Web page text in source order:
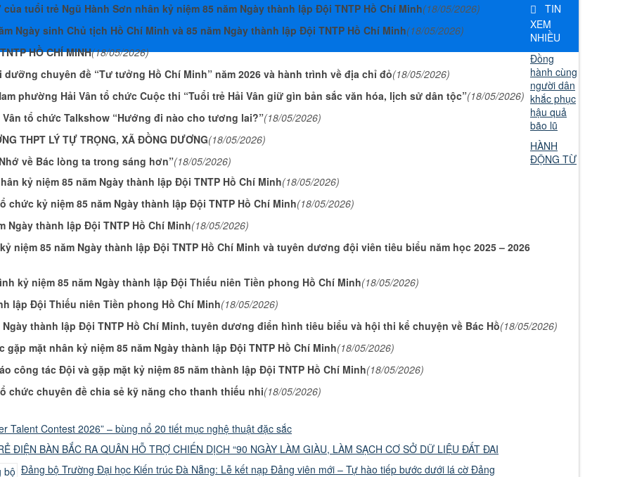
tuổi trẻ Ngũ Hành Sơn nhân kỷ niệm 85 năm Ngày thành lập Đội TNTP Hồ Chí Minh(18/05/2026)
Ngày sinh Chủ tịch Hồ Chí Minh và 85 năm Ngày thành lập Đội TNTP Hồ Chí Minh(18/05/2026)
HỒ CHÍ MINH(18/05/2026)
chuyên đề “Tư tưởng Hồ Chí Minh” năm 2026 và hành trình về địa chỉ đỏ(18/05/2026)
phường Hải Vân tổ chức Cuộc thi “Tuổi trẻ Hải Vân giữ gìn bản sắc văn hóa, lịch sử dân tộc”(18/05/2026)
tổ chức Talkshow “Hướng đi nào cho tương lai?”(18/05/2026)
THPT LÝ TỰ TRỌNG, XÃ ĐỒNG DƯƠNG(18/05/2026)
về Bác lòng ta trong sáng hơn”(18/05/2026)
kỷ niệm 85 năm Ngày thành lập Đội TNTP Hồ Chí Minh(18/05/2026)
kỷ niệm 85 năm Ngày thành lập Đội TNTP Hồ Chí Minh(18/05/2026)
Ngày thành lập Đội TNTP Hồ Chí Minh(18/05/2026)
niệm 85 năm Ngày thành lập Đội TNTP Hồ Chí Minh và tuyên dương đội viên tiêu biểu năm học 2025 – 2026
kỷ niệm 85 năm Ngày thành lập Đội Thiếu niên Tiền phong Hồ Chí Minh(18/05/2026)
lập Đội Thiếu niên Tiền phong Hồ Chí Minh(18/05/2026)
thành lập Đội TNTP Hồ Chí Minh, tuyên dương điển hình tiêu biểu và hội thi kể chuyện về Bác Hồ(18/05/2026)
mặt nhân kỷ niệm 85 năm Ngày thành lập Đội TNTP Hồ Chí Minh(18/05/2026)
công tác Đội và gặp mặt kỷ niệm 85 năm thành lập Đội TNTP Hồ Chí Minh(18/05/2026)
chuyên đề chia sẻ kỹ năng cho thanh thiếu nhi(18/05/2026)
TIN
XEM
NHIỀU
Đồng
hành cùng
người dân
khắc phục
hậu quả
bão lũ
HÀNH
ĐỘNG TỪ
Talent Contest 2026” – bùng nổ 20 tiết mục nghệ thuật đặc sắc
ĐIỆN BÀN BẮC RA QUÂN HỖ TRỢ CHIẾN DỊCH “90 NGÀY LÀM GIÀU, LÀM SẠCH CƠ SỞ DỮ LIỆU ĐẤT ĐAI
Đảng bộ Trường Đại học Kiến trúc Đà Nẵng: Lễ kết nạp Đảng viên mới – Tự hào tiếp bước dưới lá cờ Đảng